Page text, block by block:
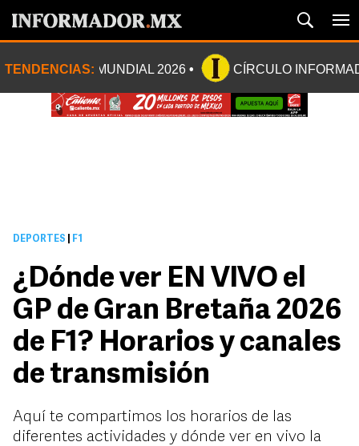
TENDENCIAS: MUNDIAL 2026 CÍRCULO
DEPORTES F1
¿Dónde ver EN VIVO el
GP de Gran Bretaña 2026
de F1? Horarios y canales
de transmisión
Aquí te compartimos los horarios de las
diferentes actividades y dónde ver en vivo la